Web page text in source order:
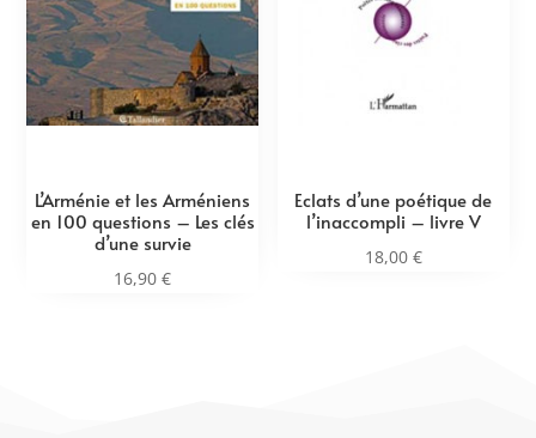
L’Arménie et les Arméniens
en 100 questions – Les clés
d’une survie
16,90€
Eclats d’une poétique de
l’inaccompli – livre V
18,00 €